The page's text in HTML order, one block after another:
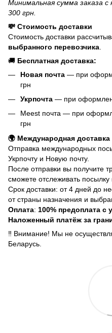
Минимальная сумма заказа
300 грн.
💸 Стоимость доставки
Стоимость доставки
выбранного перевозчика
🚚 Бесплатная доставка:
Новая почта — при
грн
Укрпочта — при
Meest почта — при
грн
🌍 Международная доставка
Отправка международных
Укрпочту и Новую почту.
После отправки вы получите
сможете отслеживать посылку
Срок доставки: от 4 дней до
от страны назначения и
Оплата: 100% предоплата с
Наложенный платёж за
‼️ Внимание! Мы не
Беларусь.